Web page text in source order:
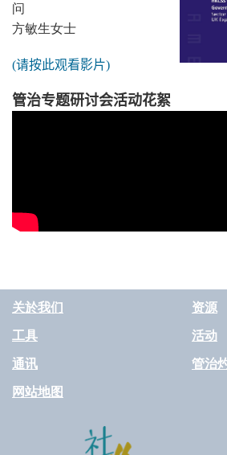
问
方敏生女士
(请按此观看影片)
管治专题研讨会活动花絮
关於我们 资源
工具 活动
通讯 管治
网站地图